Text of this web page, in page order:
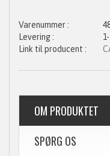
OM PRODUKTET
SPØRG OS